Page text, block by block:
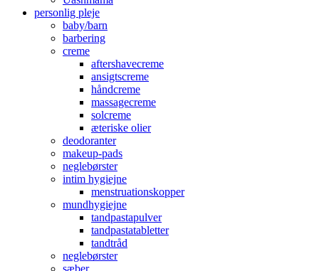
personlig pleje
baby/barn
barbering
creme
aftershavecreme
ansigtscreme
håndcreme
massagecreme
solcreme
æteriske olier
deodoranter
makeup-pads
neglebørster
intim hygiejne
menstruationskopper
mundhygiejne
tandpastapulver
tandpastatabletter
tandtråd
neglebørster
sæber